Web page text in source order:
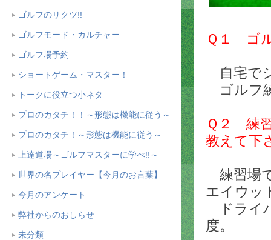
ゴルフのリクツ!!
ゴルフモード・カルチャー
ゴルフ場予約
ショートゲーム・マスター！
トークに役立つ小ネタ
プロのカタチ！！～形態は機能に従う～
プロのカタチ！～形態は機能に従う～
上達道場～ゴルフマスターに学べ!!～
世界の名プレイヤー【今月のお言葉】
今月のアンケート
弊社からのおしらせ
未分類
Ｑ１ ゴ
自宅で
ゴルフ
Ｑ２ 練
教えて下
練習場
エイウッ
ドライ
度。